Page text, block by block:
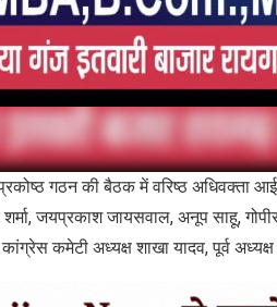
गठन की बैठक में वरिष्ठ अधिवक्ता
जयप्रकाश जायसवाल, अनूप साहू,
कमेटी अध्यक्ष शाखा यादव, पूर्व